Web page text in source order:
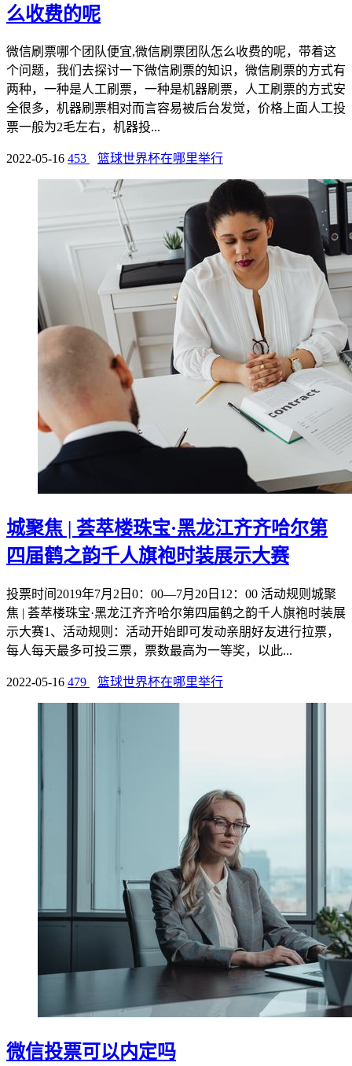
么收费的呢
微信刷票哪个团队便宜,微信刷票团队怎么收费的呢，带着这
个问题，我们去探讨一下微信刷票的知识，微信刷票的方式有
两种，一种是人工刷票，一种是机器刷票，人工刷票的方式安
全很多，机器刷票相对而言容易被后台发觉，价格上面人工投
票一般为2毛左右，机器投...
2022-05-16 453 篮球世界杯在哪里举行
城聚焦 | 荟萃楼珠宝·黑龙江齐齐哈尔第
四届鹤之韵千人旗袍时装展示大赛
投票时间2019年7月2日0：00—7月20日12：00 活动规则城聚
焦 | 荟萃楼珠宝·黑龙江齐齐哈尔第四届鹤之韵千人旗袍时装展
示大赛1、活动规则：活动开始即可发动亲朋好友进行拉票，
每人每天最多可投三票，票数最高为一等奖，以此...
2022-05-16 479 篮球世界杯在哪里举行
微信投票可以内定吗